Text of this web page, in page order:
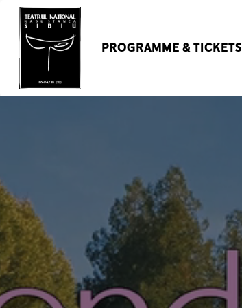
PROGRAMME & TICKETS